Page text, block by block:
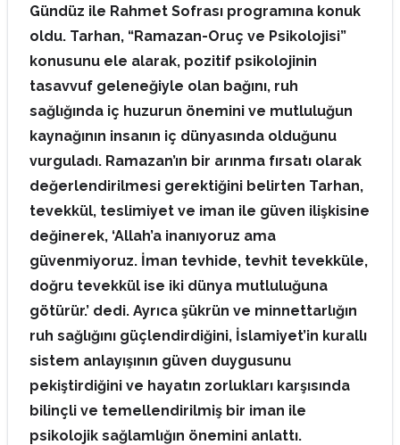
Gündüz ile Rahmet Sofrası programına konuk
oldu. Tarhan, “Ramazan-Oruç ve Psikolojisi”
konusunu ele alarak, pozitif psikolojinin
tasavvuf geleneğiyle olan bağını, ruh
sağlığında iç huzurun önemini ve mutluluğun
kaynağının insanın iç dünyasında olduğunu
vurguladı. Ramazan’ın bir arınma fırsatı olarak
değerlendirilmesi gerektiğini belirten Tarhan,
tevekkül, teslimiyet ve iman ile güven ilişkisine
değinerek, ‘Allah’a inanıyoruz ama
güvenmiyoruz. İman tevhide, tevhit tevekküle,
doğru tevekkül ise iki dünya mutluluğuna
götürür.’ dedi. Ayrıca şükrün ve minnettarlığın
ruh sağlığını güçlendirdiğini, İslamiyet’in kurallı
sistem anlayışının güven duygusunu
pekiştirdiğini ve hayatın zorlukları karşısında
bilinçli ve temellendirilmiş bir iman ile
psikolojik sağlamlığın önemini anlattı.